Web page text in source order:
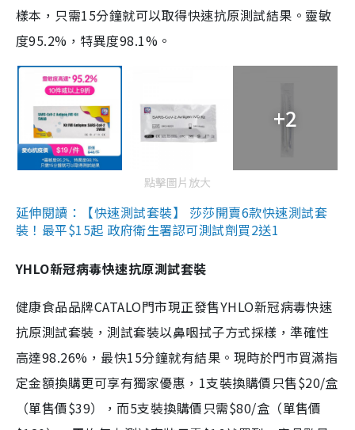
樣本，只需15分鐘就可以取得快速抗原測試結果。靈敏
度95.2%，特異度98.1%。
+2
點擊圖片放大
延伸閱讀：【快速測試套裝】 莎莎開賣6款快速測試套
裝！最平$15起 政府衛生署認可測試劑買2送1
YHLO新冠病毒快速抗原測試套裝
健康食品品牌CATALO門市現正發售YHLO新冠病毒快速
抗原測試套裝，測試套裝以鼻咽拭子方式採樣，準確性
高達98.26%，最快15分鐘就有結果。現時於門市買滿指
定金額換購更可享有獨家優惠，1支裝換購價只售$20/盒
（單售價$39），而5支裝換購價只需$80/盒（單售價